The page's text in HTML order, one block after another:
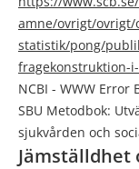
amne/ovrigt/
statistik/pong/
fragekonstruktion-
NCBI - WWW Error
SBU Metodbok:
sjukvården och
Jämställdhet